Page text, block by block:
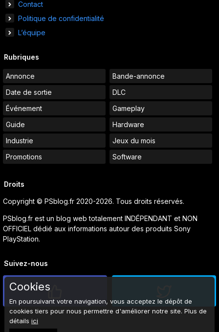
Contact
Politique de confidentialité
L’équipe
Rubriques
Annonce
Bande-annonce
Date de sortie
DLC
Événement
Gameplay
Guide
Hardware
Industrie
Jeux du mois
Promotions
Software
Droits
Copyright © PSblog.fr 2020-2026. Tous droits réservés.
PSblog.fr est un blog web totalement INDÉPENDANT et NON
OFFICIEL dédié aux informations autour des produits Sony
PlayStation.
Suivez-nous
Cookies
En poursuivant votre navigation, vous acceptez le dépôt de
cookies tiers pour nous permettre d'améliorer notre site. Plus de
détails ici